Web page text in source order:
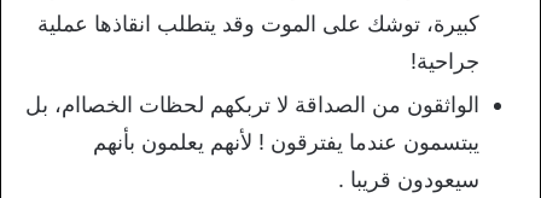
كبيرة، توشك على الموت وقد يتطلب انقاذها عملية
جراحية!
الواثقون من الصداقة لا تربكهم لحظات الخصاام، بل
يبتسمون عندما يفترقون ! لأنهم يعلمون بأنهم
سيعودون قريبا .